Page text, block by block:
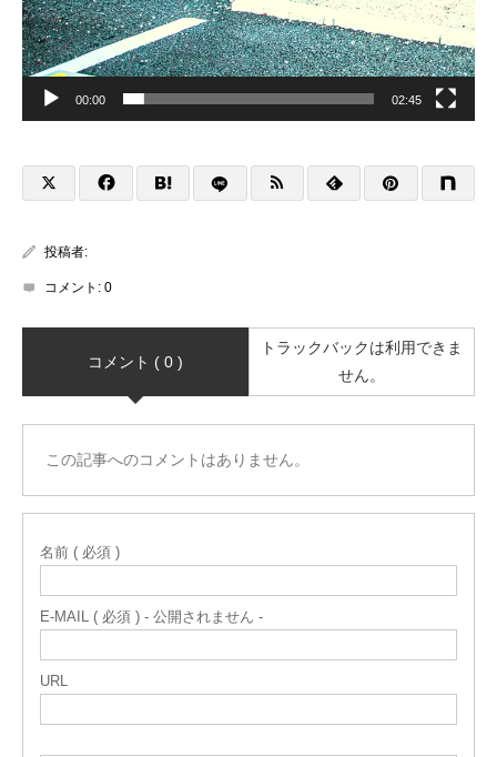
00:00 02:45
投稿者:
コメント: 0
コメント ( 0 )
トラックバックは利用できま
せん。
この記事へのコメントはありません。
名前 ( 必須 )
E-MAIL ( 必須 ) - 公開されません -
URL